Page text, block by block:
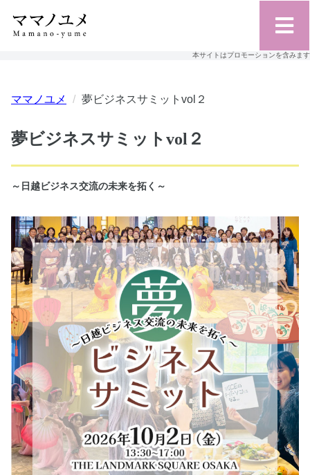
本サイトはプロモーションを含みます
ママノユメ 夢ビジネスサミットvol２
夢ビジネスサミットvol２
～日越ビジネス交流の未来を拓く～